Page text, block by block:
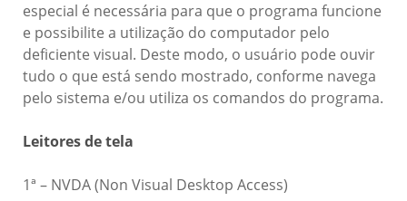
especial é necessária para que o programa funcione
e possibilite a utilização do computador pelo
deficiente visual. Deste modo, o usuário pode ouvir
tudo o que está sendo mostrado, conforme navega
pelo sistema e/ou utiliza os comandos do programa.
Leitores de tela
1ª – NVDA (Non Visual Desktop Access)